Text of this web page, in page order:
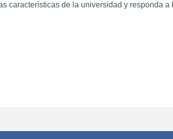
características de la universidad y responda a